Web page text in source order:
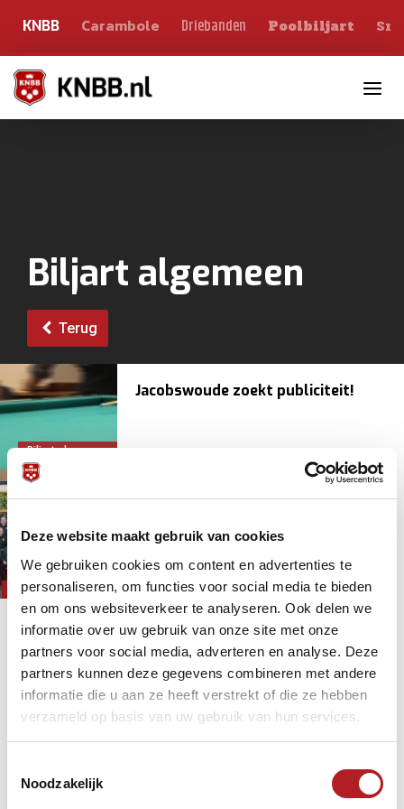
Deze website maakt gebruik van cookies
We gebruiken cookies om content en advertenties te
personaliseren, om functies voor social media te bieden
en om ons websiteverkeer te analyseren. Ook delen we
informatie over uw gebruik van onze site met onze
partners voor social media, adverteren en analyse. Deze
partners kunnen deze gegevens combineren met andere
informatie die u aan ze heeft verstrekt of die ze hebben
verzameld op basis van uw gebruik van hun services.
Noodzakelijk
KNBB Carambole Driebanden Poolbiljart
Biljart algemeen
Terug
Biljart algemeen
Jacobswoude zoekt publiciteit!
Biljart algemeen
Feestdagen/Jubilea
9 jaar 2 maandengeleden
Pagina's
« eerste
‹ vorige
… 3 4 5 8
10